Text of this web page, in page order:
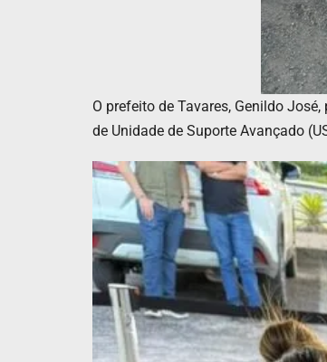
O prefeito de Tavares, Genildo
de Unidade de Suporte Avançado